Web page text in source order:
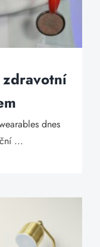
dnes
...